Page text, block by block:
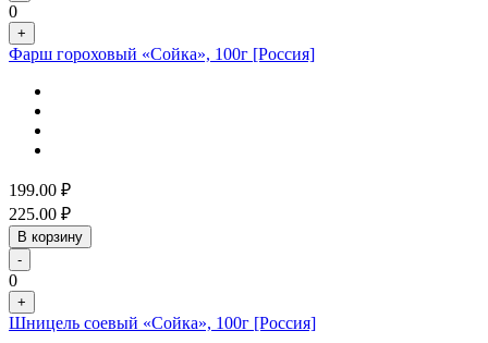
0
+
Фарш гороховый «Сойка», 100г [Россия]
199.00 ₽
225.00 ₽
В корзину
-
0
+
Шницель соевый «Сойка», 100г [Россия]